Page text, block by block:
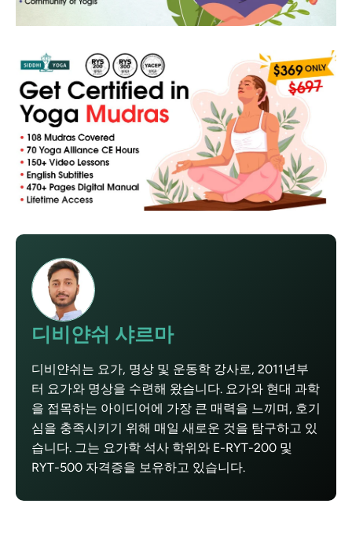
디비얀쉬 샤르마
디비얀쉬는 요가, 명상 및 운동학 강사로, 2011년부
터 요가와 명상을 수련해 왔습니다. 요가와 현대 과학
을 접목하는 아이디어에 가장 큰 매력을 느끼며, 호기
심을 충족시키기 위해 매일 새로운 것을 탐구하고 있
습니다. 그는 요가학 석사 학위와 E-RYT-200 및
RYT-500 자격증을 보유하고 있습니다.